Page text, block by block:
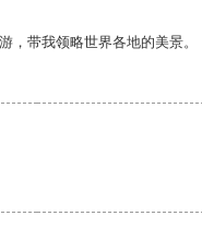
，带我领略世界各地的美景。